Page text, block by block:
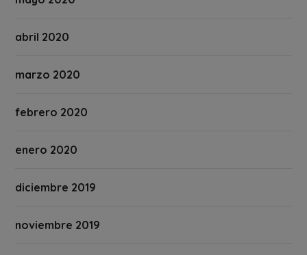
abril 2020
marzo 2020
febrero 2020
enero 2020
diciembre 2019
noviembre 2019